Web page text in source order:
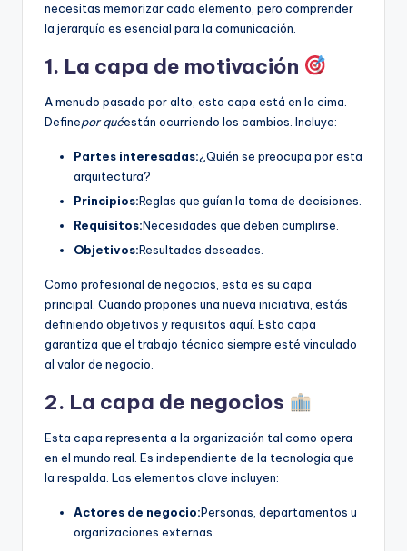
necesitas memorizar cada elemento, pero comprender
la jerarquía es esencial para la comunicación.
1. La capa de motivación
A menudo pasada por alto, esta capa está en la cima.
Definepor quéestán ocurriendo los cambios. Incluye:
Partes interesadas:¿Quién se preocupa por esta
arquitectura?
Principios:Reglas que guían la toma de decisiones.
Requisitos:Necesidades que deben cumplirse.
Objetivos:Resultados deseados.
Como profesional de negocios, esta es su capa
principal. Cuando propones una nueva iniciativa, estás
definiendo objetivos y requisitos aquí. Esta capa
garantiza que el trabajo técnico siempre esté vinculado
al valor de negocio.
2. La capa de negocios
Esta capa representa a la organización tal como opera
en el mundo real. Es independiente de la tecnología que
la respalda. Los elementos clave incluyen:
Actores de negocio:Personas, departamentos u
organizaciones externas.